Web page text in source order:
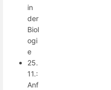
in
der
Biol
ogi
e
25.
11.:
Anf